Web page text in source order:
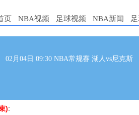
页 NBA视频 足球视频 NBA新闻
02月04日 09:30 NBA常规赛 湖人vs尼克斯
):